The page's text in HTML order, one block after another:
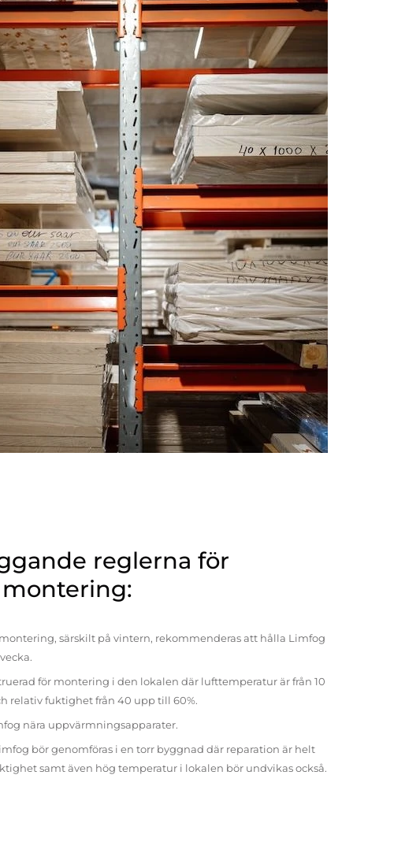
reglerna för
särskilt på vintern, rekommenderas att hålla Limfog
för montering i den lokalen där lufttemperatur är från 10
relativ fuktighet från 40 upp till 60%.
nära uppvärmningsapparater.
bör genomföras i en torr byggnad där reparation är helt
samt även hög temperatur i lokalen bör undvikas också.